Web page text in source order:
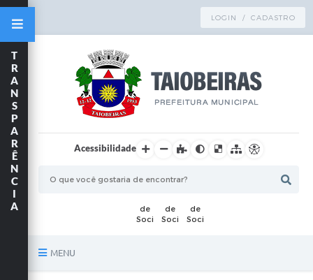
LOGIN / CADASTRO
Acessibilidade
MENU
T
R
A
N
S
P
A
R
Ê
N
C
I
A